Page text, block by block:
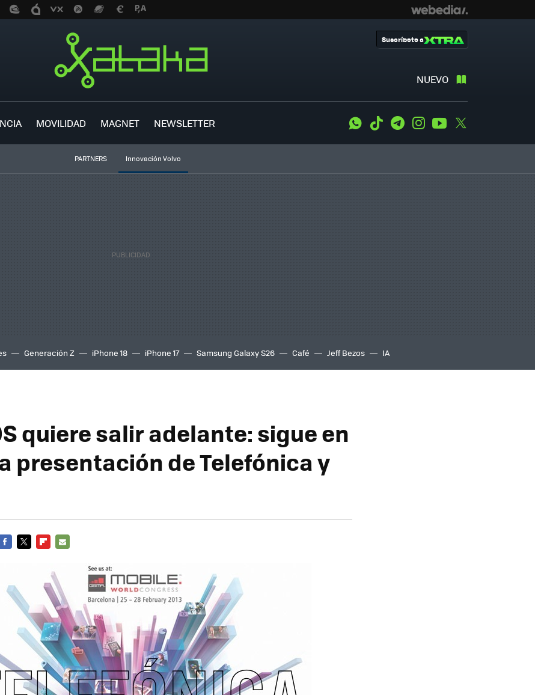
NUEVO
Suscríbete a
MOVILIDAD MAGNET NEWSLETTER WhatsApp
Tiktok TelegramInstagramYoutube
PARTNERS Innovación Volvo
Generación Z iPhone 18 iPhone 17 Samsung Galaxy S26 Café Jeff Bezos IA
quiere salir adelante: sigue en
presentación de Telefónica y